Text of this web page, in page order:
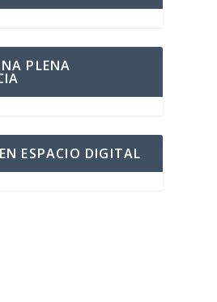
PLENA
ESPACIO DIGITAL